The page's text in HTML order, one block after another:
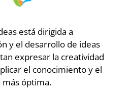
está dirigida a
y el desarrollo de ideas
expresar la creatividad
el conocimiento y el
óptima.